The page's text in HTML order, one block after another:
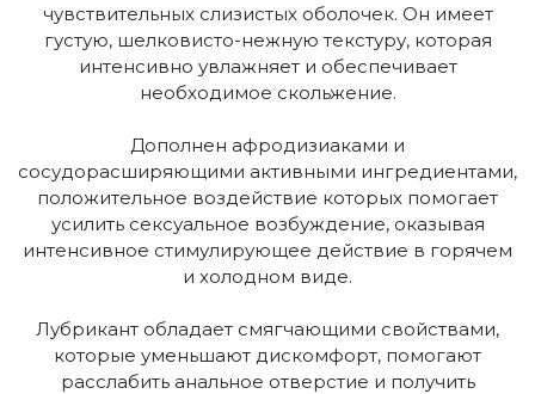
чувствительных слизистых оболочек. Он имеет
густую, шелковисто-нежную текстуру, которая
интенсивно увлажняет и обеспечивает
необходимое скольжение.
Дополнен афродизиаками и
сосудорасширяющими активными ингредиентами,
положительное воздействие которых помогает
усилить сексуальное возбуждение, оказывая
интенсивное стимулирующее действие в горячем
и холодном виде.
Лубрикант обладает смягчающими свойствами,
которые уменьшают дискомфорт, помогают
расслабить анальное отверстие и получить